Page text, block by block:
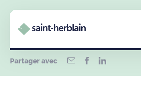
Partager avec